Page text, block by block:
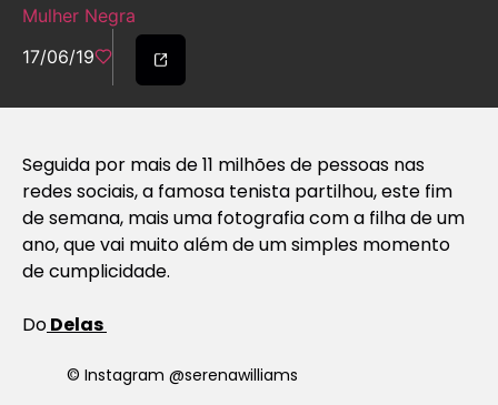
Mulher Negra
17/06/19
Seguida por mais de 11 milhões de pessoas nas
redes sociais, a famosa tenista partilhou, este fim
de semana, mais uma fotografia com a filha de um
ano, que vai muito além de um simples momento
de cumplicidade.
DoDelas
© Instagram @serenawilliams